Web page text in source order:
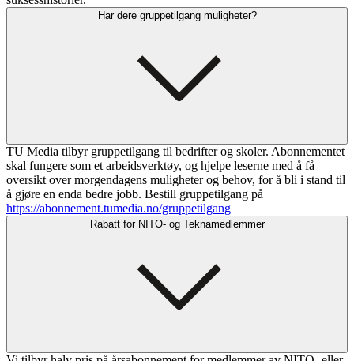
Har dere gruppetilgang muligheter?
TU Media tilbyr gruppetilgang til bedrifter og skoler. Abonnementet
skal fungere som et arbeidsverktøy, og hjelpe leserne med å få
oversikt over morgendagens muligheter og behov, for å bli i stand til
å gjøre en enda bedre jobb. Bestill gruppetilgang på
https://abonnement.tumedia.no/gruppetilgang
Rabatt for NITO- og Teknamedlemmer